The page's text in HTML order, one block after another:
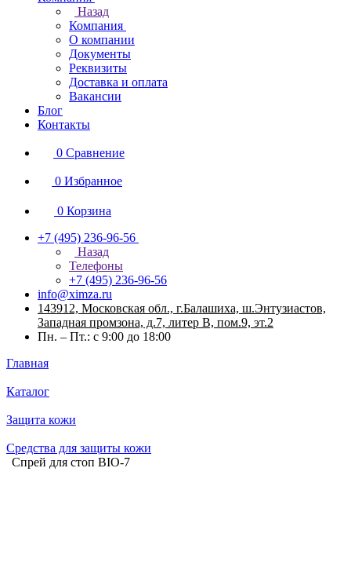
Назад
Компания
О компании
Документы
Реквизиты
Доставка и оплата
Вакансии
Блог
Контакты
0 Сравнение
0 Избранное
0 Корзина
+7 (495) 236-96-56
Назад
Телефоны
+7 (495) 236-96-56
info@ximza.ru
143912, Московская обл., г.Балашиха, ш.Энтузиастов,
Западная промзона, д.7, литер В, пом.9, эт.2
Пн. – Пт.: с 9:00 до 18:00
Главная
Каталог
Защита кожи
Средства для защиты кожи
Спрей для стоп BIO-7